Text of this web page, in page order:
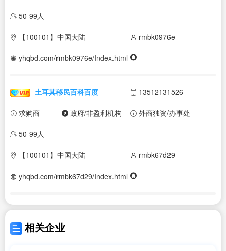
50-99人
【100101】中国大陆 rmbk0976e
yhqbd.com/rmbk0976e/Index.html
土耳其移民百科百度 13512131526
求购商 政府/非盈利机构 外商独资/办事处
50-99人
【100101】中国大陆 rmbk67d29
yhqbd.com/rmbk67d29/Index.html
相关企业